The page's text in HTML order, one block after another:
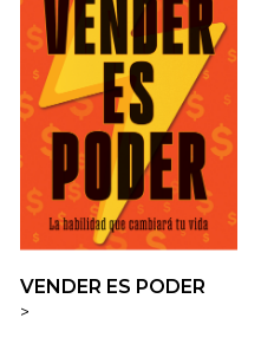
VENDER ES PODER
>